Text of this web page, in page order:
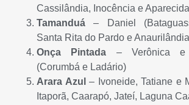
Cassilândia, Inocência e
Tamanduá – Daniel
Santa Rita do Pardo e
Onça Pintada – Verônica e
(Corumbá e Ladário)
Arara Azul – Ivoneide, Tatiane e
Itaporã, Caarapó, Jateí, Laguna